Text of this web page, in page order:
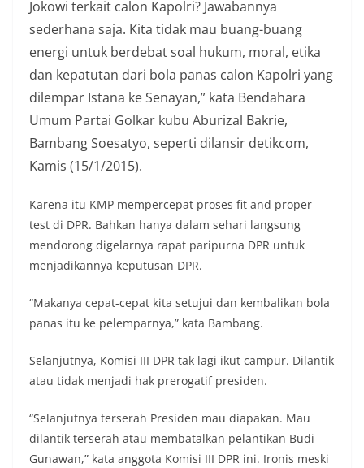
Jokowi terkait calon Kapolri? Jawabannya
sederhana saja. Kita tidak mau buang-buang
energi untuk berdebat soal hukum, moral, etika
dan kepatutan dari bola panas calon Kapolri yang
dilempar Istana ke Senayan,” kata Bendahara
Umum Partai Golkar kubu Aburizal Bakrie,
Bambang Soesatyo, seperti dilansir detikcom,
Kamis (15/1/2015).
Karena itu KMP mempercepat proses fit and proper
test di DPR. Bahkan hanya dalam sehari langsung
mendorong digelarnya rapat paripurna DPR untuk
menjadikannya keputusan DPR.
“Makanya cepat-cepat kita setujui dan kembalikan bola
panas itu ke pelemparnya,” kata Bambang.
Selanjutnya, Komisi III DPR tak lagi ikut campur. Dilantik
atau tidak menjadi hak prerogatif presiden.
“Selanjutnya terserah Presiden mau diapakan. Mau
dilantik terserah atau membatalkan pelantikan Budi
Gunawan,” kata anggota Komisi III DPR ini. Ironis meski